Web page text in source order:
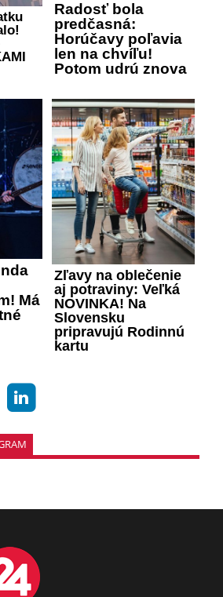
Radosť bola
predčasná:
Horúčavy poľavia
len na chvíľu!
Potom udrú znova
Má
Zľavy na oblečenie
aj potraviny: Veľká
NOVINKA! Na
Slovensku
pripravujú Rodinnú
kartu